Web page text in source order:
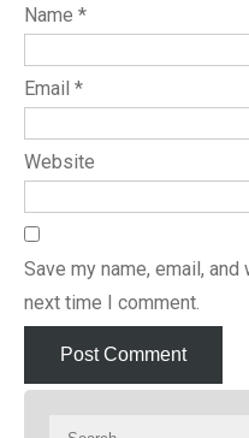
Name *
Email *
Website
Save my name, email,
next time I comment.